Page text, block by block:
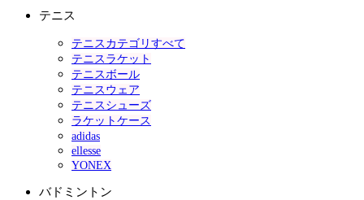
テニス
テニスカテゴリすべて
テニスラケット
テニスボール
テニスウェア
テニスシューズ
ラケットケース
adidas
ellesse
YONEX
バドミントン